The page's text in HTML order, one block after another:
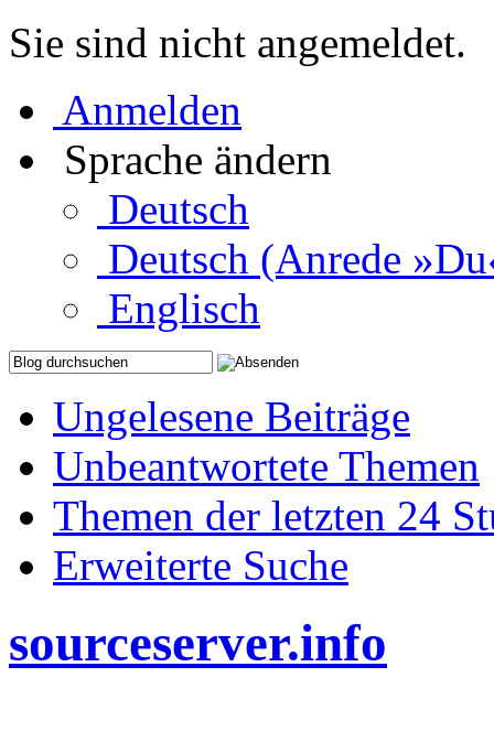
Sie sind nicht angemeldet.
Anmelden
Sprache ändern
Deutsch
Deutsch (Anrede
Englisch
Ungelesene Beiträge
Unbeantwortete Themen
Themen der letzten 24
Erweiterte Suche
sourceserver.info